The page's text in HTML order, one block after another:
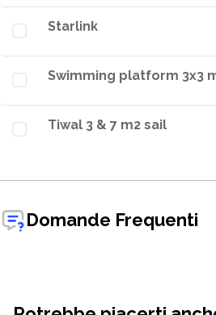
Starlink
Swimming platform 3x3
Tiwal 3 & 7 m2 sail
Domande Frequenti